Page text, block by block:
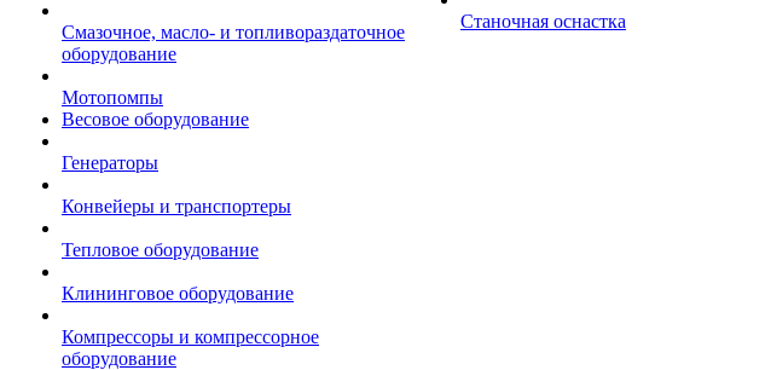
Смазочное, масло- и топливораздаточное
оборудование
Мотопомпы
Весовое оборудование
Генераторы
Конвейеры и транспортеры
Тепловое оборудование
Клининговое оборудование
Компрессоры и компрессорное
оборудование
Станочная оснастка